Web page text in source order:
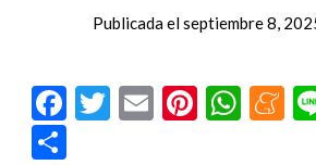
Publicada elseptiembre 8,
Facebook
Twitter
Email